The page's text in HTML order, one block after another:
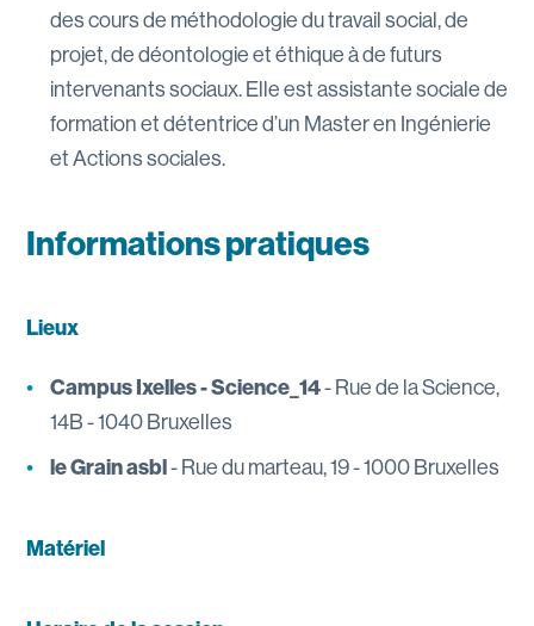
des cours de méthodologie du travail social, de
projet, de déontologie et éthique à de futurs
intervenants sociaux. Elle est assistante sociale de
formation et détentrice d’un Master en Ingénierie
et Actions sociales.
Informations pratiques
Lieux
Campus Ixelles - Science_14- Rue de la Science,
14B - 1040 Bruxelles
le Grain asbl- Rue du marteau, 19 - 1000 Bruxelles
Matériel